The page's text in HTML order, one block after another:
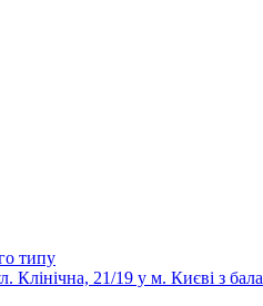
типу
21/19 у м. Києві з